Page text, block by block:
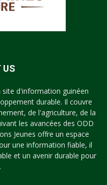
US
d'information guinéen
durable. Il couvre
de l'agriculture, de la
les avancées des ODD
Jeunes offre un espace
une information fiable, il
et un avenir durable pour